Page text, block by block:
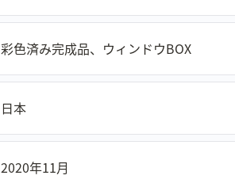
彩色済み完成品、ウィンドウBOX
日本
2020年11月